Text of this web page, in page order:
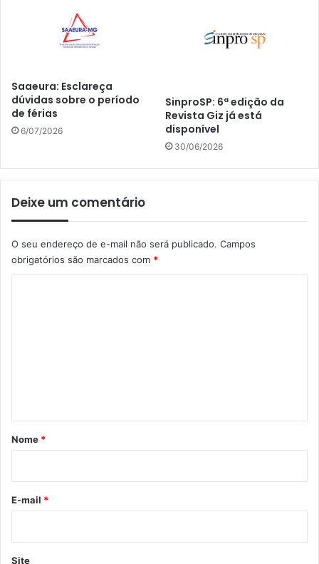
Saaeura: Esclareça
dúvidas sobre o período
de férias
6/07/2026
SinproSP: 6ª edição da
Revista Giz já está
disponível
30/06/2026
Deixe um comentário
O seu endereço de e-mail não será publicado. Campos
obrigatórios são marcados com *
r
*
Nome *
E-mail *
Site